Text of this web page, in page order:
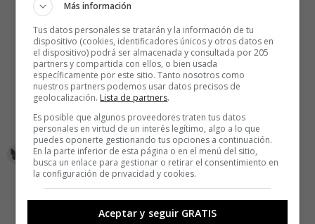
Más información
Tus datos personales se tratarán y la información de tu
dispositivo (cookies, identificadores únicos y otros datos en
el dispositivo) podrá ser almacenada y consultada por 205
partners y compartida con ellos, o bien usada
específicamente por este sitio. Tanto nosotros como
nuestros partners podemos usar datos precisos de
geolocalización. Lista de partners.
Es posible que algunos proveedores traten tus datos
personales en virtud de un interés legítimo, algo a lo que
puedes oponerte gestionando tus opciones a continuación.
En la parte inferior de esta página o en el menú del sitio,
busca un enlace para gestionar o retirar el consentimiento en
la configuración de privacidad y cookies.
Aceptar y seguir GRATIS